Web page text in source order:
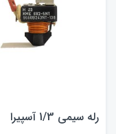
رله سیمی 1/3 آسپیرا